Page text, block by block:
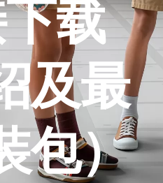
载
及最
包）